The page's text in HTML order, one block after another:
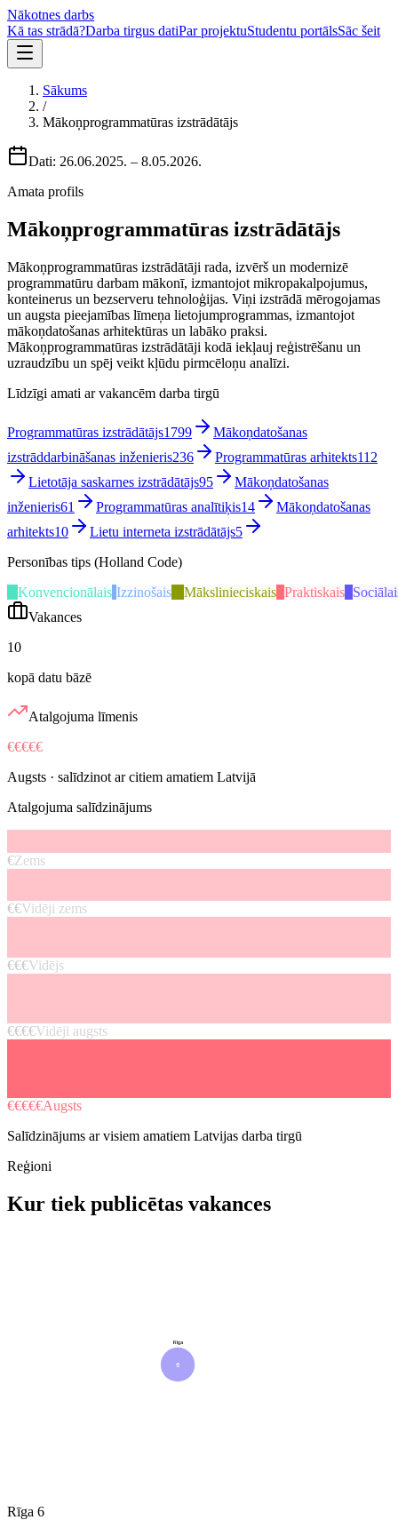
Nākotnes darbs
Kā tas strādā?Darba tirgus datiPar projektuStudentu portālsSāc šeit
Sākums
/
Mākoņprogrammatūras izstrādātājs
Dati: 26.06.2025. – 8.05.2026.
Amata profils
Mākoņprogrammatūras izstrādātājs
Mākoņprogrammatūras izstrādātāji rada, izvērš un modernizē
programmatūru darbam mākonī, izmantojot mikropakalpojumus,
konteinerus un bezserveru tehnoloģijas. Viņi izstrādā mērogojamas
un augsta pieejamības līmeņa lietojumprogrammas, izmantojot
mākoņdatošanas arhitektūras un labāko praksi.
Mākoņprogrammatūras izstrādātāji kodā iekļauj reģistrēšanu un
uzraudzību un spēj veikt kļūdu pirmcēloņu analīzi.
Līdzīgi amati ar vakancēm darba tirgū
Programmatūras izstrādātājs1799
Mākoņdatošanas
izstrāddarbināšanas inženieris236 Programmatūras arhitekts112
Lietotāja saskarnes izstrādātājs95
Mākoņdatošanas
inženieris61 Programmatūras analītiķis14
Mākoņdatošanas
arhitekts10 Lietu interneta izstrādātājs5
Personības tips (Holland Code)
Konvencionālais Izzinošais Mākslinieciskais Praktiskais
Vakances
10
kopā datu bāzē
Atalgojuma līmenis
€€€€€
Augsts · salīdzinot ar citiem amatiem Latvijā
Atalgojuma salīdzinājums
€Zems
€€Vidēji zems
€€€Vidējs
€€€€Vidēji augsts
€€€€€Augsts
Salīdzinājums ar visiem amatiem Latvijas darba tirgū
Reģioni
Kur tiek publicētas vakances
6
Rīga
Rīga 6